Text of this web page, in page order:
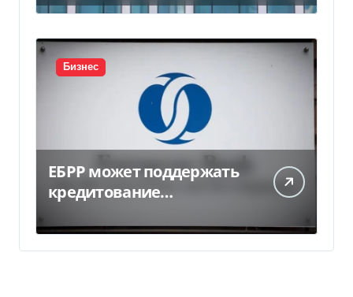
миллиарда
Бизнес
ЕБРР может поддержать
кредитование
300 млн евро — Delo.ua